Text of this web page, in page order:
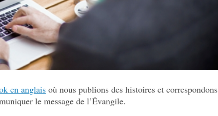
en anglais où nous publions des histoires et correspondons
le message de l’Évangile.